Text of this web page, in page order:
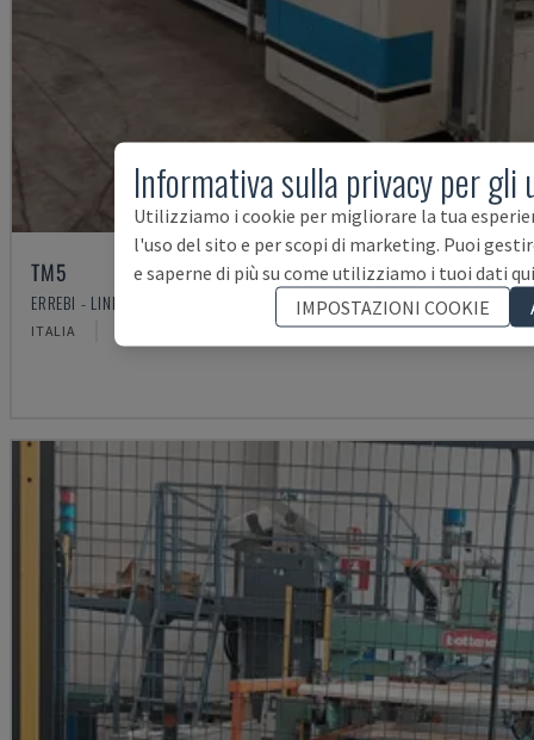
TM5
ERREBI - LINEA DI PRODUZIONE COMPLETA (LEGNO)
ITALIA
Informativa sulla privacy per gli
Utilizziamo i cookie per migliorare la tua
l'uso del sito e per scopi di marketing. Puoi
e saperne di più su come utilizziamo i tuoi dati
IMPOSTAZIONI COOKIE